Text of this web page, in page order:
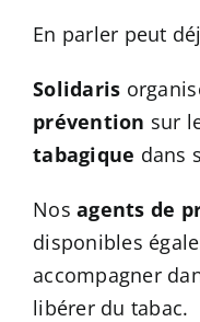
En parler peut
Solidaris
prévention sur
tabagique dans
Nos agents de
disponibles
accompagner
libérer du tabac.